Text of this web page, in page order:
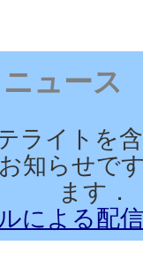
ュース
ライトを
知らせで
ます．
による配